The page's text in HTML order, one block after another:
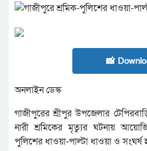
📸
অনলাইন ডেস্ক
গাজীপুরের শ্রীপুর উপজেলার
নারী শ্রমিকের মৃত্যুর ঘটনায়
পুলিশের ধাওয়া-পাল্টা ধাওয়া ও সংঘর্ষ